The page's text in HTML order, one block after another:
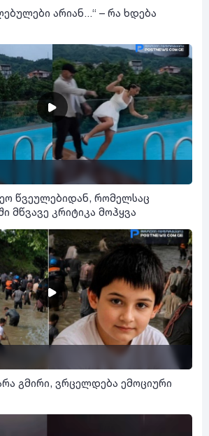
არიან...“ – რა ხდება
წვეულებიდან, რომელსაც
მწვავე კრიტიკა მოჰყვა
გმირი, ვრცელდება ემოციური